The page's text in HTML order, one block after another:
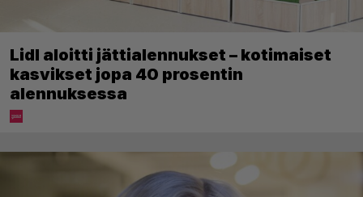
Lidl aloitti jättialennukset – kotimaiset
kasvikset jopa 40 prosentin
alennuksessa